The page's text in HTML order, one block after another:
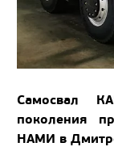
Самосвал
поколения
НАМИ в